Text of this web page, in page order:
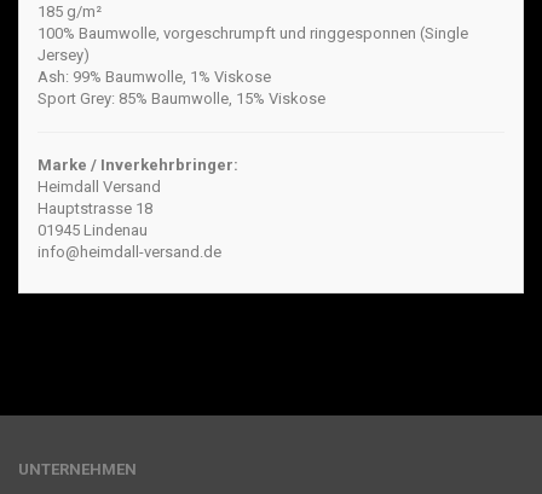
185 g/m²
100% Baumwolle, vorgeschrumpft und ringgesponnen (Single
Jersey)
Ash: 99% Baumwolle, 1% Viskose
Sport Grey: 85% Baumwolle, 15% Viskose
Marke / Inverkehrbringer:
Heimdall Versand
Hauptstrasse 18
01945 Lindenau
info@heimdall-versand.de
UNTERNEHMEN